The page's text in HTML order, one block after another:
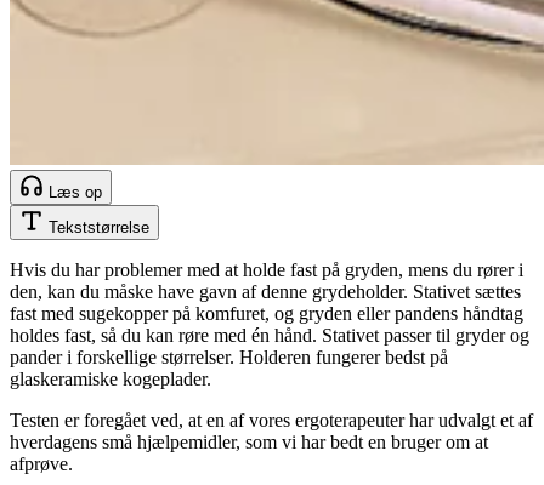
Læs op
Tekststørrelse
Hvis du har problemer med at holde fast på gryden, mens du rører i
den, kan du måske have gavn af denne grydeholder. Stativet sættes
fast med sugekopper på komfuret, og gryden eller pandens håndtag
holdes fast, så du kan røre med én hånd. Stativet passer til gryder og
pander i forskellige størrelser. Holderen fungerer bedst på
glaskeramiske kogeplader.
Testen er foregået ved, at en af vores ergoterapeuter har udvalgt et af
hverdagens små hjælpemidler, som vi har bedt en bruger om at
afprøve.